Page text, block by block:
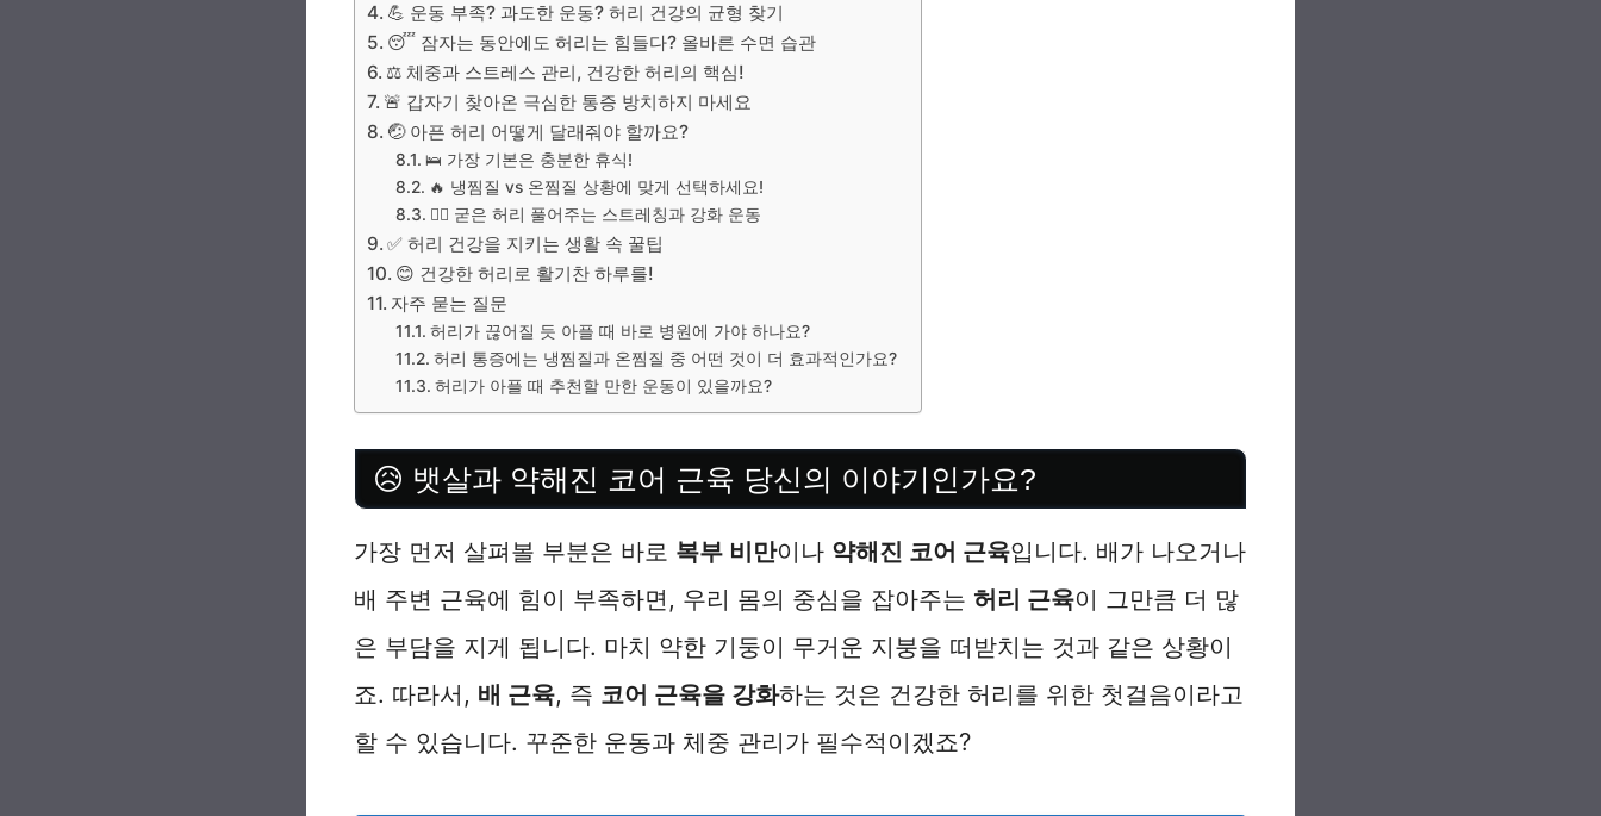
💪 운동 부족? 과도한 운동? 허리 건강의 균형 찾기
😴 잠자는 동안에도 허리는 힘들다? 올바른 수면 습관
⚖️ 체중과 스트레스 관리, 건강한 허리의 핵심!
🚨 갑자기 찾아온 극심한 통증 방치하지 마세요
🤕 아픈 허리 어떻게 달래줘야 할까요?
🛌 가장 기본은 충분한 휴식!
🔥 냉찜질 vs 온찜질 상황에 맞게 선택하세요!
🧘‍♀️ 굳은 허리 풀어주는 스트레칭과 강화 운동
✅ 허리 건강을 지키는 생활 속 꿀팁
😊 건강한 허리로 활기찬 하루를!
자주 묻는 질문
허리가 끊어질 듯 아플 때 바로 병원에 가야 하나요?
허리 통증에는 냉찜질과 온찜질 중 어떤 것이 더 효과적인가요?
허리가 아플 때 추천할 만한 운동이 있을까요?
😥 뱃살과 약해진 코어 근육 당신의 이야기인가요?
가장 먼저 살펴볼 부분은 바로 복부 비만이나 약해진 코어 근육입니다. 배가 나오거나
배 주변 근육에 힘이 부족하면, 우리 몸의 중심을 잡아주는 허리 근육이 그만큼 더 많
은 부담을 지게 됩니다. 마치 약한 기둥이 무거운 지붕을 떠받치는 것과 같은 상황이
죠. 따라서, 배 근육, 즉 코어 근육을 강화하는 것은 건강한 허리를 위한 첫걸음이라고
할 수 있습니다. 꾸준한 운동과 체중 관리가 필수적이겠죠?